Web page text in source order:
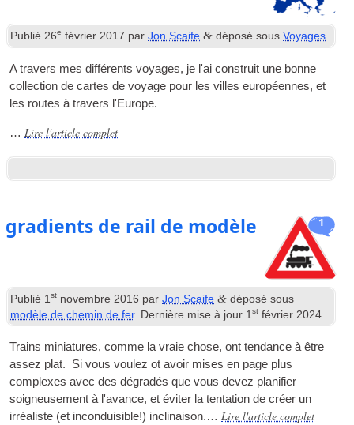
Publié 26e février 2017 parJon Scaife & déposé sousVoyages
A travers mes différents voyages, je l'ai construit une bonne
collection de cartes de voyage pour les villes européennes, et
les routes à travers l'Europe.
… Lire l'article complet
1
gradients de rail de modèle
Publié 1st novembre 2016 parJon Scaife & déposé sous
modèle de chemin de fer. Dernière mise à jour 1st février 2024
Trains miniatures, comme la vraie chose, ont tendance à être
assez plat. Si vous voulez ot avoir mises en page plus
complexes avec des dégradés que vous devez planifier
soigneusement à l'avance, et éviter la tentation de créer un
irréaliste (et inconduisible!) inclinaison.…Lire l'article complet